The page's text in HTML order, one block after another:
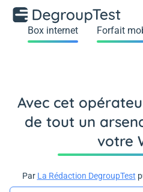
Box internet Forfait
Avec cet
de tout un
votre
Par La Rédaction DegroupTest